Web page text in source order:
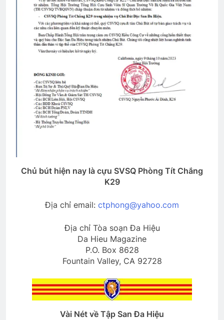
BỤI HOA VÀNG
3 Years Ago
BUỒN SẼ QUA, NÀO EM HÃY CƯỜI
3 Years Ago
TAY ANH EM HÃY TỰA ĐẦU
QUÀ TẶNG (Rabindranath Tagore)
3 Years Ago
2 Years Ago
Chủ bút hiện nay là cựu SVSQ Phòng Tít Chắng
K29
Địa chỉ email: ctphong@yahoo.com
Địa chỉ Tòa soạn Đa Hiệu
Da Hieu Magazine
P.O. Box 8628
Fountain Valley, CA 92728
Vài Nét về Tập San Đa Hiệu